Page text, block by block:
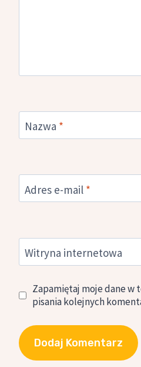
Nazwa *
Adres e-mail *
Witryna internetowa
Zapamiętaj moje dane w
pisania kolejnych